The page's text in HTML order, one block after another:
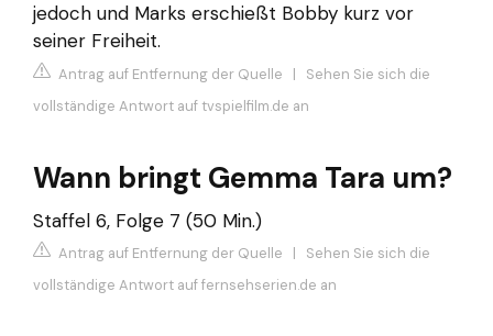
jedoch und Marks erschießt Bobby kurz vor
seiner Freiheit.
Antrag auf Entfernung der Quelle | Sehen Sie sich die
vollständige Antwort auf tvspielfilm.de an
Wann bringt Gemma Tara um?
Staffel 6, Folge 7 (50 Min.)
Antrag auf Entfernung der Quelle | Sehen Sie sich die
vollständige Antwort auf fernsehserien.de an